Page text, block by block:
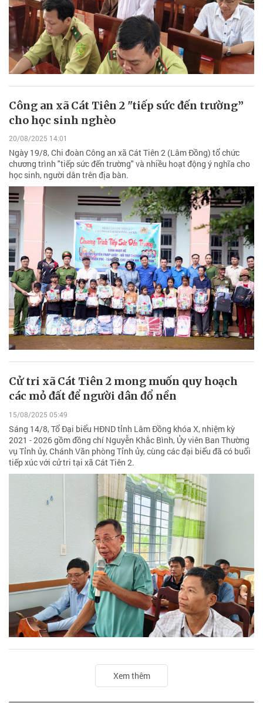
Công an xã Cát Tiên 2 "tiếp sức đến trường”
cho học sinh nghèo
20/08/2025 14:01
Ngày 19/8, Chi đoàn Công an xã Cát Tiên 2 (Lâm Đồng) tổ chức
chương trình "tiếp sức đến trường" và nhiều hoạt động ý nghĩa cho
học sinh, người dân trên địa bàn.
Cử tri xã Cát Tiên 2 mong muốn quy hoạch
các mỏ đất để người dân đổ nền
15/08/2025 05:49
Sáng 14/8, Tổ Đại biểu HĐND tỉnh Lâm Đồng khóa X, nhiệm kỳ
2021 - 2026 gồm đồng chí Nguyễn Khắc Bình, Ủy viên Ban Thường
vụ Tỉnh ủy, Chánh Văn phòng Tỉnh ủy, cùng các đại biểu đã có buổi
tiếp xúc với cử tri tại xã Cát Tiên 2.
Xem thêm